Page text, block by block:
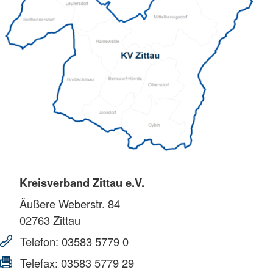
Kreisverband Zittau e.V.
Äußere Weberstr. 84
02763Zittau
Telefon: 03583 5779 0
Telefax: 03583 5779 29